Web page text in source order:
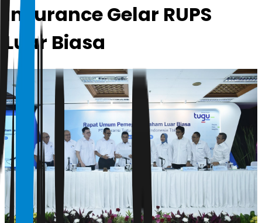
Insurance Gelar RUPS
Luar Biasa